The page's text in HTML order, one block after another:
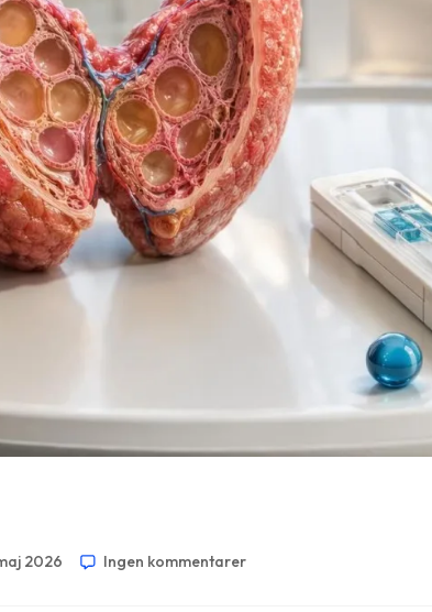
2026 Ingen kommentarer